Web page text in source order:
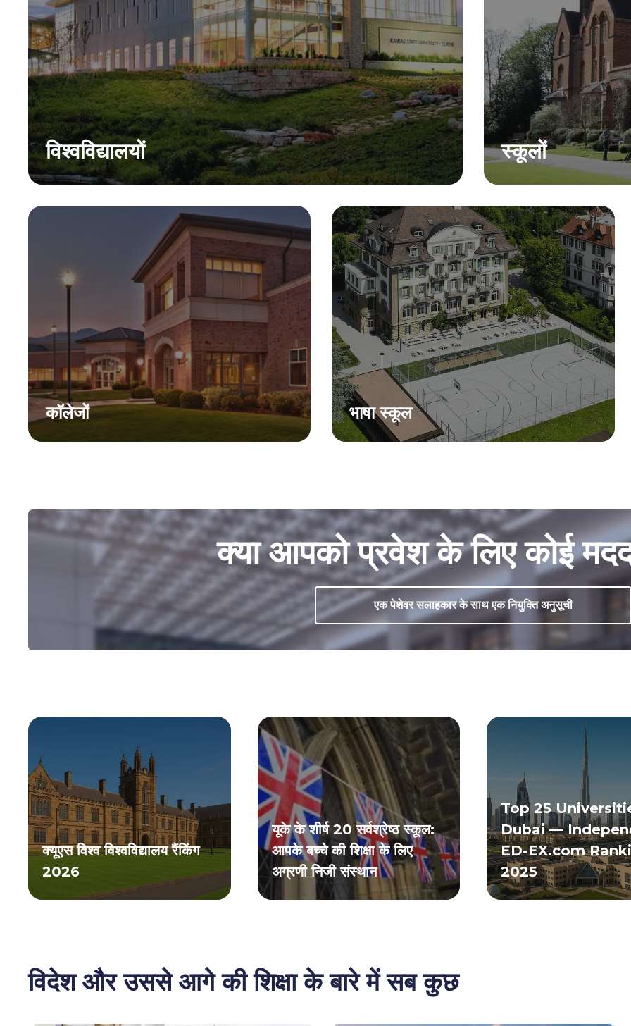
विश्वविद्यालयों स्कूलों
कॉलेजों भाषा स्कूल
क्या आपको प्रवेश के लिए कोई मदद
एक पेशेवर सलाहकार के साथ एक नियुक्ति अनुसूची
क्यूएस विश्व विश्वविद्यालय रैंकिंग
2026
यूके के शीर्ष 20 सर्वश्रेष्ठ स्कूल:
आपके बच्चे की शिक्षा के लिए
अग्रणी निजी संस्थान
Top 25
Dubai —
ED-EX.com
2025
विदेश और उससे आगे की शिक्षा के बारे में सब कुछ